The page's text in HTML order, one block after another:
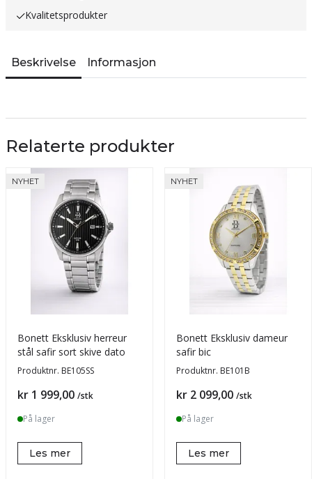
Kvalitetsprodukter
Beskrivelse Informasjon
Relaterte produkter
NYHET
Bonett Eksklusiv herreur
stål safir sort skive dato
Produktnr. BE105SS
Pris
kr 1 999,00 /stk
På lager
Les mer
NYHET
Bonett Eksklusiv dameur
safir bic
Produktnr. BE101B
Pris
kr 2 099,00 /stk
På lager
Les mer